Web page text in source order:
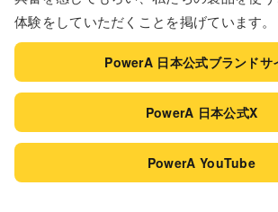
体験をしていただくことを掲げています。
PowerA 日本公式ブランドサ
PowerA 日本公式X
PowerA YouTube